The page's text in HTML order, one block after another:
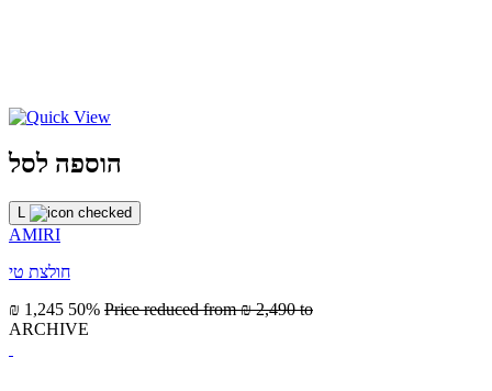
הוספה לסל
AMIRI
חולצת טי
₪ 1,245 50% Price reduced from₪ 2,490 to
ARCHIVE